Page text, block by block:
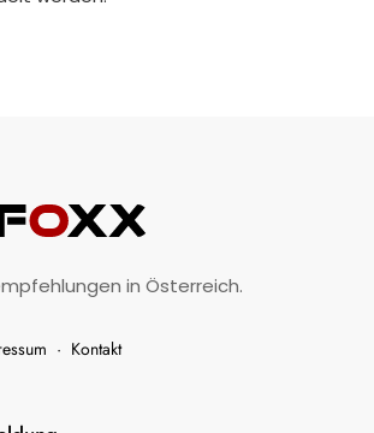
in Österreich.
· Kontakt